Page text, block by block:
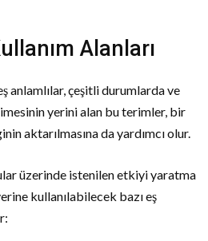
Alanları
anlamlılar, çeşitli durumlarda ve
yerini alan bu terimler, bir
aktarılmasına da yardımcı olur.
üzerinde istenilen etkiyi yaratma
kullanılabilecek bazı eş